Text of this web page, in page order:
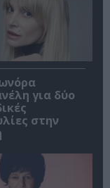
για δύο
στην